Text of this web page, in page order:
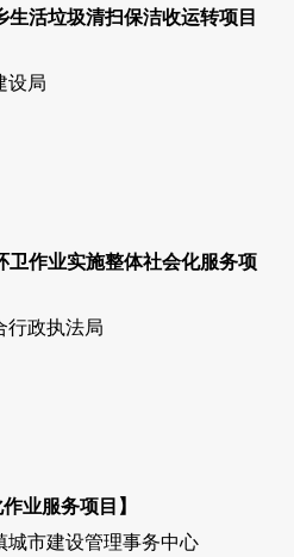
生活垃圾清扫保洁收运转项目
设局
卫作业实施整体社会化服务项
行政执法局
业服务项目】
城市建设管理事务中心